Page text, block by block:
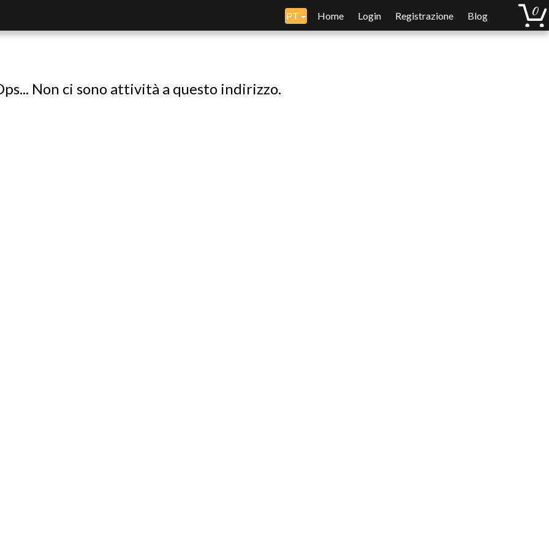
PT Home Login Registrazione Blog
Non ci sono attività a questo indirizzo.